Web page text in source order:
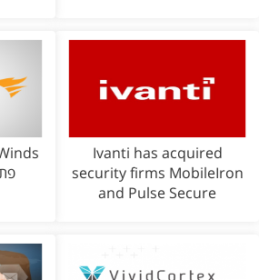
Ivanti has acquired
security firms MobileIron
and Pulse Secure